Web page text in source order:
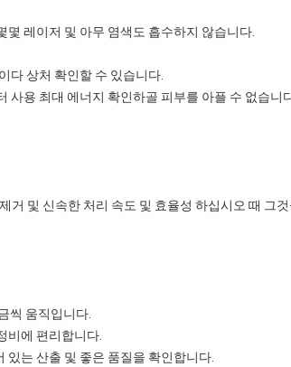
레이저 및 아무 염색도 흡수하지 않습니다.
다 상처 확인할 수 있습니다.
사용 최대 에너지 확인하골 피부를 아플 수 없습니
및 신속한 처리 속도 및 효율성 하십시오 때 그
씩 움직입니다.
비에 편리합니다.
있는 산출 및 좋은 품질을 확인합니다.